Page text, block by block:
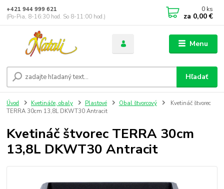
Menu
Hľadať
+421 944 999 621
(Po-Pia, 8-16:30 hod. So 8-11:00 hod.)
0 ks
za 0,00 €
Úvod Kvetináče, obaly Plastové Obal štvorcový
Kvetináč štvorec
TERRA 30cm 13,8L DKWT30 Antracit
Kvetináč štvorec TERRA 30cm
13,8L DKWT30 Antracit